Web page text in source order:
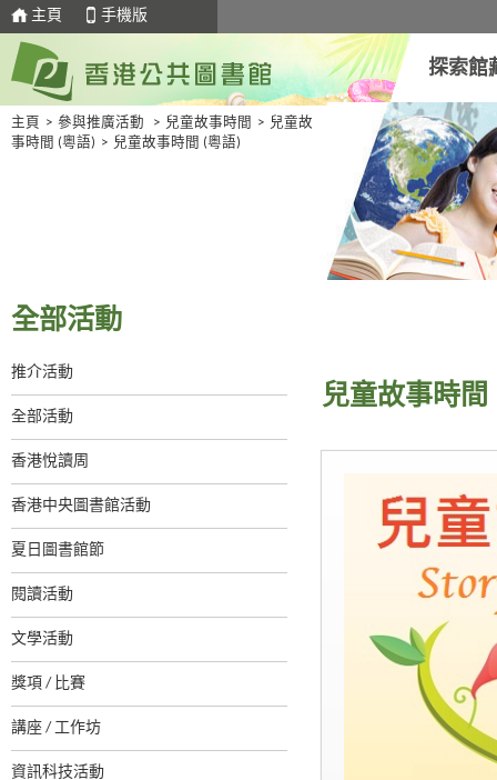
主頁 手機版
探索館
主頁 > 參與推廣活動 > 兒童故事時間 > 兒童故
事時間 (粵語) > 兒童故事時間 (粵語)
全部活動
推介活動
全部活動
香港悅讀周
香港中央圖書館活動
夏日圖書館節
閱讀活動
文學活動
獎項 / 比賽
講座 / 工作坊
資訊科技活動
兒童故事時間